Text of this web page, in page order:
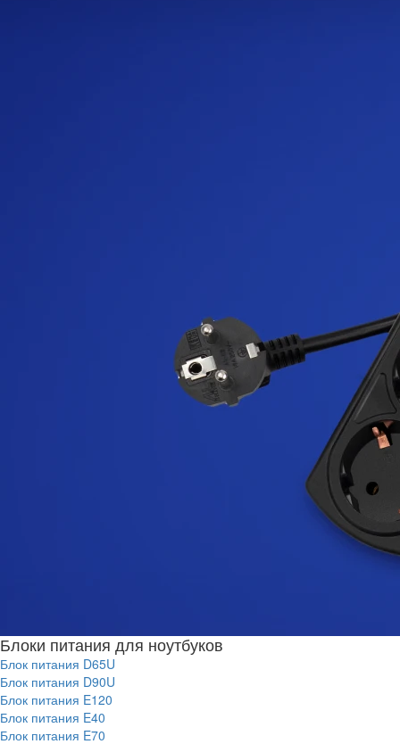
Блоки питания для ноутбуков
Блок питания D65U
Блок питания D90U
Блок питания E120
Блок питания E40
Блок питания E70